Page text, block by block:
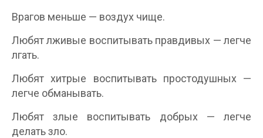
Врагов меньше — воздух чище.
Любят лживые воспитывать правдивых — легче
лгать.
Любят хитрые воспитывать простодушных —
легче обманывать.
Любят злые воспитывать добрых — легче
делать зло.